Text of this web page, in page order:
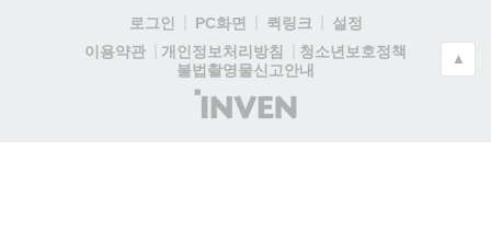
로그인 PC화면 퀵링크
설정
이용약관
개인정보처리방침
청소년보호정책
불법촬영물신고안내
(주)
인
▲